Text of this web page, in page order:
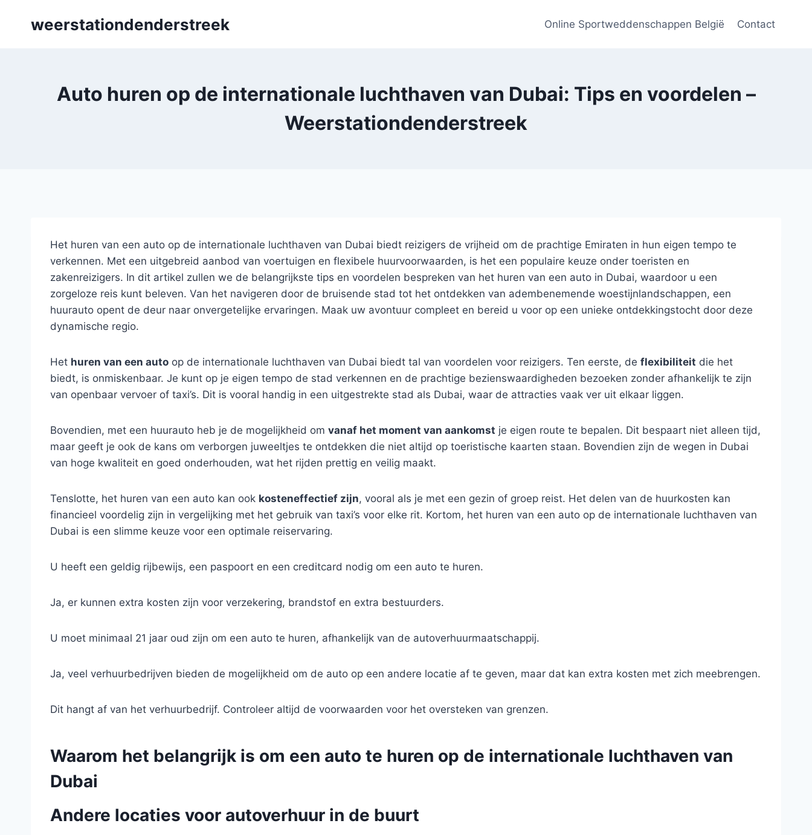
weerstationdenderstreek Online Sportweddenschappen België Contact
Auto huren op de internationale luchthaven van Dubai: Tips en voordelen –
Weerstationdenderstreek
Het huren van een auto op de internationale luchthaven van Dubai biedt reizigers de vrijheid om de prachtige Emiraten in hun eigen tempo te
verkennen. Met een uitgebreid aanbod van voertuigen en flexibele huurvoorwaarden, is het een populaire keuze onder toeristen en
zakenreizigers. In dit artikel zullen we de belangrijkste tips en voordelen bespreken van het huren van een auto in Dubai, waardoor u een
zorgeloze reis kunt beleven. Van het navigeren door de bruisende stad tot het ontdekken van adembenemende woestijnlandschappen, een
huurauto opent de deur naar onvergetelijke ervaringen. Maak uw avontuur compleet en bereid u voor op een unieke ontdekkingstocht door deze
dynamische regio.
Het huren van een auto op de internationale luchthaven van Dubai biedt tal van voordelen voor reizigers. Ten eerste, de flexibiliteit die het
biedt, is onmiskenbaar. Je kunt op je eigen tempo de stad verkennen en de prachtige bezienswaardigheden bezoeken zonder afhankelijk te zijn
van openbaar vervoer of taxi’s. Dit is vooral handig in een uitgestrekte stad als Dubai, waar de attracties vaak ver uit elkaar liggen.
Bovendien, met een huurauto heb je de mogelijkheid om vanaf het moment van aankomst je eigen route te bepalen. Dit bespaart niet alleen tijd,
maar geeft je ook de kans om verborgen juweeltjes te ontdekken die niet altijd op toeristische kaarten staan. Bovendien zijn de wegen in Dubai
van hoge kwaliteit en goed onderhouden, wat het rijden prettig en veilig maakt.
Tenslotte, het huren van een auto kan ook kosteneffectief zijn, vooral als je met een gezin of groep reist. Het delen van de huurkosten kan
financieel voordelig zijn in vergelijking met het gebruik van taxi’s voor elke rit. Kortom, het huren van een auto op de internationale luchthaven van
Dubai is een slimme keuze voor een optimale reiservaring.
U heeft een geldig rijbewijs, een paspoort en een creditcard nodig om een auto te huren.
Ja, er kunnen extra kosten zijn voor verzekering, brandstof en extra bestuurders.
U moet minimaal 21 jaar oud zijn om een auto te huren, afhankelijk van de autoverhuurmaatschappij.
Ja, veel verhuurbedrijven bieden de mogelijkheid om de auto op een andere locatie af te geven, maar dat kan extra kosten met zich meebrengen.
Dit hangt af van het verhuurbedrijf. Controleer altijd de voorwaarden voor het oversteken van grenzen.
Waarom het belangrijk is om een auto te huren op de internationale luchthaven van
Dubai
Andere locaties voor autoverhuur in de buurt